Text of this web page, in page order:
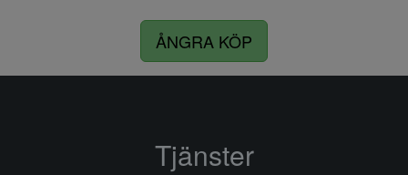
ÅNGRA KÖP
Tjänster